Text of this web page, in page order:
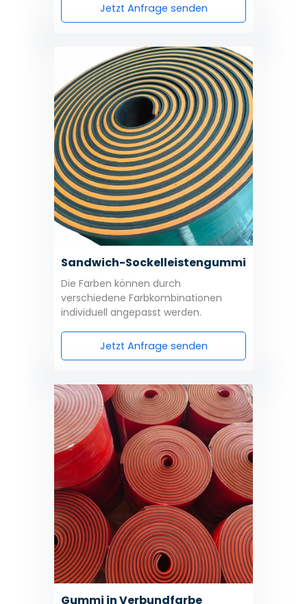
Jetzt Anfrage senden
Sandwich-Sockelleistengummi
Die Farben können durch
verschiedene Farbkombinationen
individuell angepasst werden.
Jetzt Anfrage senden
Gummi in Verbundfarbe